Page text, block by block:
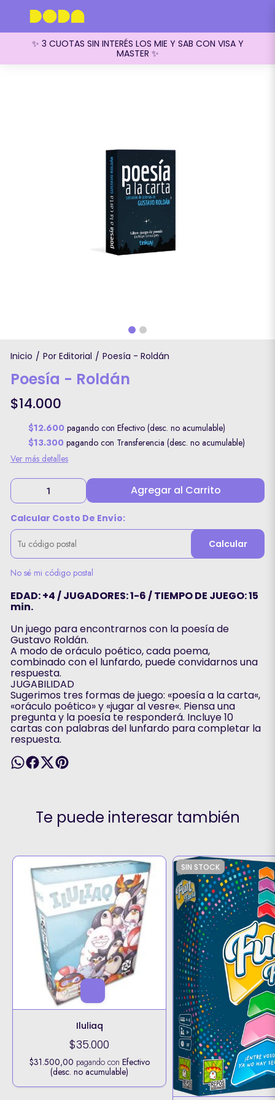
✨ 3 CUOTAS SIN INTERÉS LOS MIE Y SAB CON VISA Y
MASTER ✨
Inicio / Por Editorial / Poesía - Roldán
Poesía - Roldán
$14.000
$12.600 pagando con Efectivo (desc. no acumulable)
$13.300 pagando con Transferencia (desc. no acumulable)
Ver más detalles
Agregar al Carrito
Calcular Costo De Envío:
Calcular
No sé mi código postal
EDAD: +4 / JUGADORES: 1-6 / TIEMPO DE JUEGO: 15
min.
Un juego para encontrarnos con la poesía de
Gustavo Roldán.
A modo de oráculo poético, cada poema,
combinado con el lunfardo, puede convidarnos una
respuesta.
JUGABILIDAD
Sugerimos tres formas de juego: «poesía a la carta«,
«oráculo poético» y «jugar al vesre«. Piensa una
pregunta y la poesía te responderá. Incluye 10
cartas con palabras del lunfardo para completar la
respuesta.
Te puede interesar también
Iluliaq
$35.000
$31.500,00 pagando con Efectivo
(desc. no acumulable)
SIN STOCK